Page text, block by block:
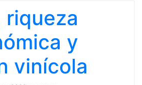
riqueza
y
vinícola